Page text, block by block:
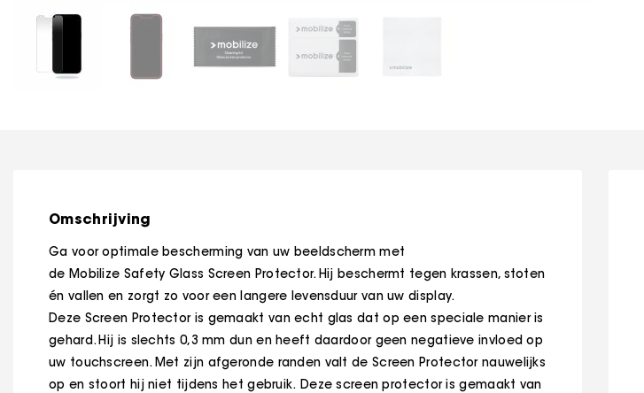
Omschrijving
Ga voor optimale bescherming van uw beeldscherm met
de Mobilize Safety Glass Screen Protector. Hij beschermt tegen krassen, stoten
én vallen en zorgt zo voor een langere levensduur van uw display.
Deze Screen Protector is gemaakt van echt glas dat op een speciale manier is
gehard. Hij is slechts 0,3 mm dun en heeft daardoor geen negatieve invloed op
uw touchscreen. Met zijn afgeronde randen valt de Screen Protector nauwelijks
op en stoort hij niet tijdens het gebruik. Deze screen protector is gemaakt van